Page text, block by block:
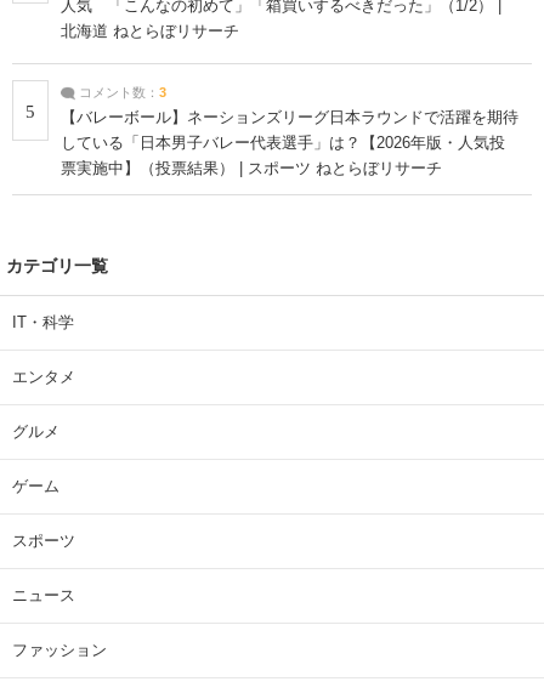
人気 「こんなの初めて」「箱買いするべきだった」（1/2） |
北海道 ねとらぼリサーチ
5
コメント数： 3
【バレーボール】ネーションズリーグ日本ラウンドで活躍を期待
している「日本男子バレー代表選手」は？【2026年版・人気投
票実施中】（投票結果） | スポーツ ねとらぼリサーチ
カテゴリ一覧
IT・科学
エンタメ
グルメ
ゲーム
スポーツ
ニュース
ファッション